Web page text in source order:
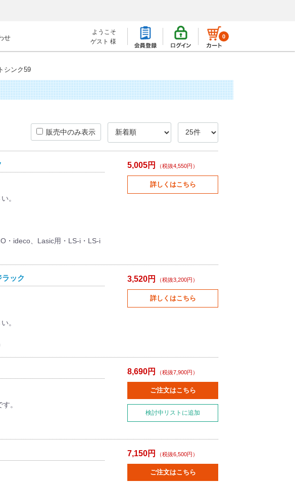
せ
ようこそ
ゲスト 様
0
シンク59
販売中のみ表示
。
・ideco、Lasic用・LS-i・LS-i
5,005円 （税抜4,550円）
詳しくはこちら
ック
。
3,520円 （税抜3,200円）
詳しくはこちら
。
8,690円 （税抜7,900円）
ご注文はこちら
検討中リストに追加
7,150円 （税抜6,500円）
ご注文はこちら